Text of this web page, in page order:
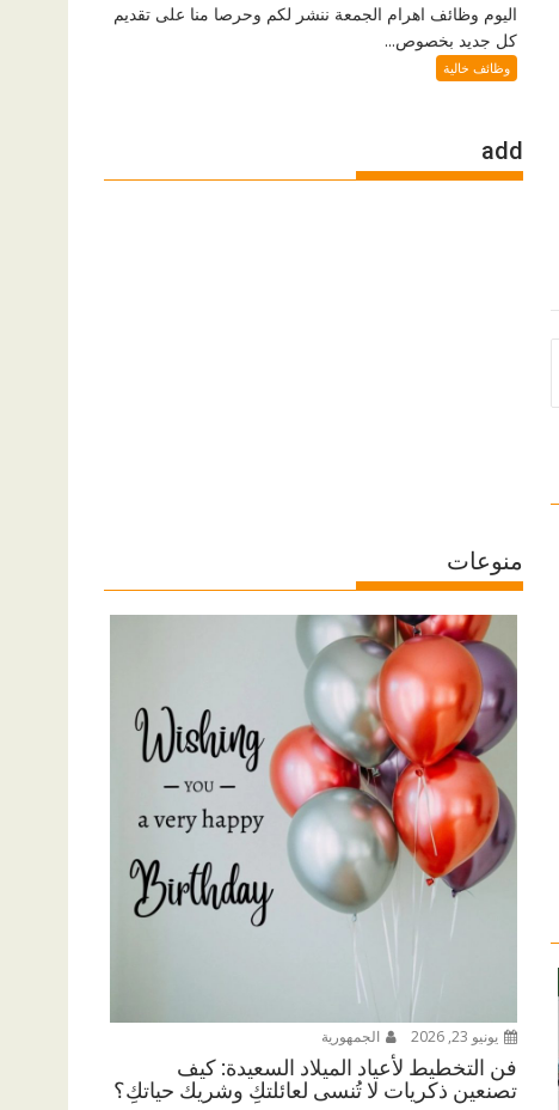
اليوم وظائف اهرام الجمعة ننشر لكم وحرصا منا على تقديم
كل جديد بخصوص...
وظائف خالية
add
منوعات
يونيو 23, 2026 الجمهورية
فن التخطيط لأعياد الميلاد السعيدة: كيف
تصنعين ذكريات لا تُنسى لعائلتكِ وشريك حياتكِ؟